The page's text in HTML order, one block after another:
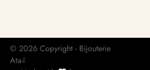
© 2026 Copyright - Bijouterie
Ata-ï